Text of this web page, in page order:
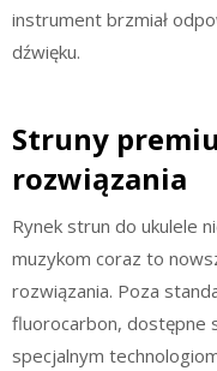
instrument brzmiał
dźwięku.
Struny
rozwiązania
Rynek strun do ukulele
muzykom coraz to
rozwiązania. Poza
fluorocarbon, dostępne
specjalnym